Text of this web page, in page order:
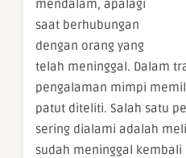
mendalam, apalagi
saat berhubungan
dengan orang yang
telah meninggal. Dalam
pengalaman mimpi
patut diteliti. Salah satu
sering dialami adalah
sudah meninggal kembali